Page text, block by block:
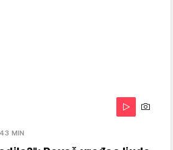
MIN